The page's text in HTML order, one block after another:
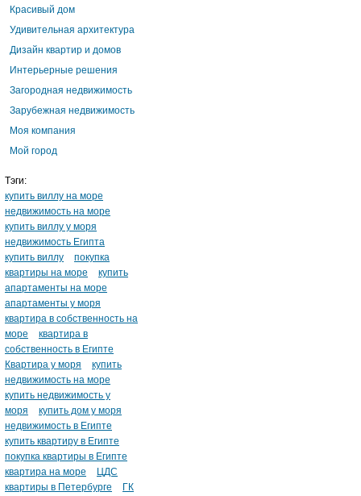
Красивый дом
Удивительная архитектура
Дизайн квартир и домов
Интерьерные решения
Загородная недвижимость
Зарубежная недвижимость
Моя компания
Мой город
Тэги:
купить виллу на море
недвижимость на море
купить виллу у моря
недвижимость Египта
купить виллу
покупка
квартиры на море
купить
апартаменты на море
апартаменты у моря
квартира в собственность на
море
квартира в
собственность в Египте
Квартира у моря
купить
недвижимость на море
купить недвижимость у
моря
купить дом у моря
недвижимость в Египте
купить квартиру в Египте
покупка квартиры в Египте
квартира на море
ЦДС
квартиры в Петербурге
ГК